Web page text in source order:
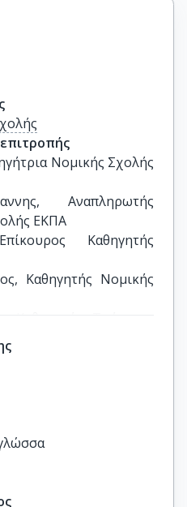
Νομικής Σχολής
Αναπληρωτής
ΕΚΠΑ
Καθηγητής
Καθηγητής Νομικής
Καθηγητής Τμήματος
Παντείου
Παπαδοπούλου,
Νομικής Σχολής
Καθηγήτρια